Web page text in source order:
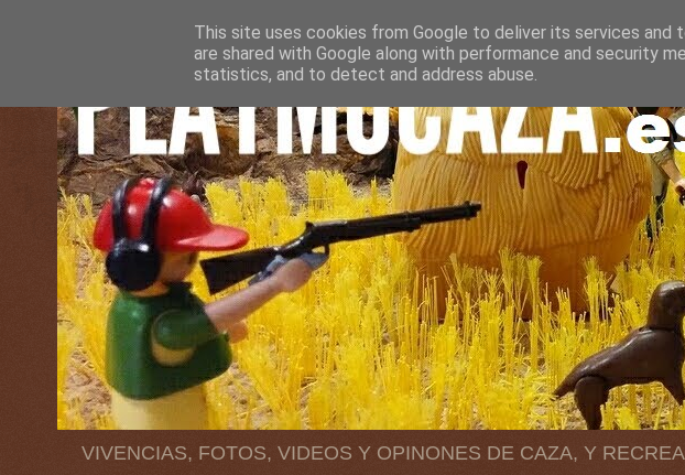
VIVENCIAS, FOTOS, VIDEOS Y OPINONES DE CAZA, Y
This site uses cookies from Google to deliver its services and
are shared with Google along with performance and security
statistics, and to detect and address abuse.